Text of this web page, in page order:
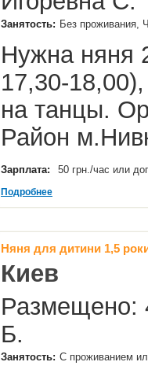
Занятость: Без проживания,
Нужна няня
17,30-
на танцы.
Район
Зарплата: 50 грн./час или
Подробнее
Няня для дитини 1,5
Киев
Размещено:
Б.
Занятость: С проживанием